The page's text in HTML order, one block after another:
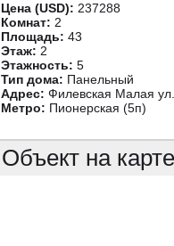
Цена (USD): 237288
Комнат: 2
Площадь: 43
Этаж: 2
Этажность: 5
Тип дома: Панельный
Адрес: Филевская Малая
Метро: Пионерская (5п)
Объект на карте